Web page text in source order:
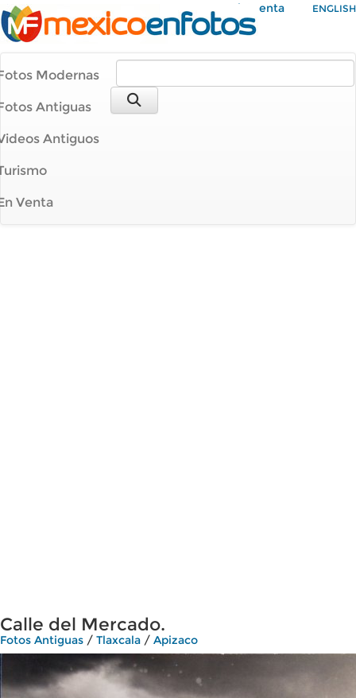
Mi Cuenta ENGLISH
Modernas
Antiguas
Antiguos
Venta
Calle del Mercado.
Fotos Antiguas / Tlaxcala / Apizaco